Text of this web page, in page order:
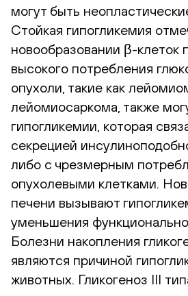
могут быть
Стойкая гипогликемия
новообразовании β-клеток
высокого потребления
опухоли, такие как
лейомиосаркома, также
гипогликемии, которая
секрецией
либо с чрезмерным
опухолевыми клетками.
печени вызывают
уменьшения
Болезни накопления
являются причиной
животных. Гликогеноз III